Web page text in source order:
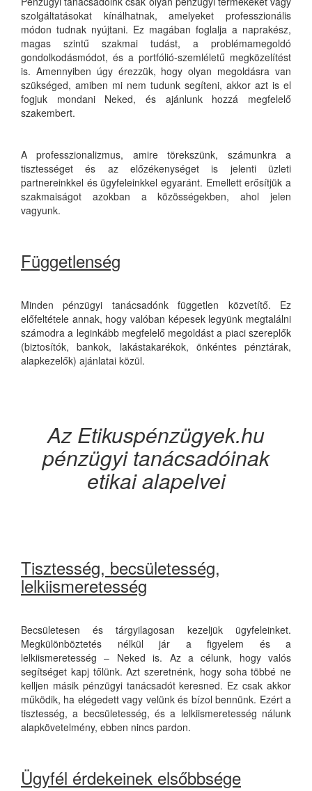
szolgáltatásokat kínálhatnak, amelyeket professzionális
módon tudnak nyújtani. Ez magában foglalja a naprakész,
magas szintű szakmai tudást, a problémamegoldó
gondolkodásmódot, és a portfólió-szemléletű megközelítést
is. Amennyiben úgy érezzük, hogy olyan megoldásra van
szükséged, amiben mi nem tudunk segíteni, akkor azt is el
fogjuk mondani Neked, és ajánlunk hozzá megfelelő
szakembert.
A professzionalizmus, amire törekszünk, számunkra a
tisztességet és az előzékenységet is jelenti üzleti
partnereinkkel és ügyfeleinkkel egyaránt. Emellett erősítjük a
szakmaiságot azokban a közösségekben, ahol jelen
vagyunk.
Függetlenség
Minden pénzügyi tanácsadónk független közvetítő. Ez
előfeltétele annak, hogy valóban képesek legyünk megtalálni
számodra a leginkább megfelelő megoldást a piaci szereplők
(biztosítók, bankok, lakástakarékok, önkéntes pénztárak,
alapkezelők) ajánlatai közül.
Az Etikuspénzügyek.hu
pénzügyi tanácsadóinak
etikai alapelvei
Tisztesség, becsületesség,
lelkiismeretesség
Becsületesen és tárgyilagosan kezeljük ügyfeleinket.
Megkülönböztetés nélkül jár a figyelem és a
lelkiismeretesség – Neked is. Az a célunk, hogy valós
segítséget kapj tőlünk. Azt szeretnénk, hogy soha többé ne
kelljen másik pénzügyi tanácsadót keresned. Ez csak akkor
működik, ha elégedett vagy velünk és bízol bennünk. Ezért a
tisztesség, a becsületesség, és a lelkiismeretesség nálunk
alapkövetelmény, ebben nincs pardon.
Ügyfél érdekeinek elsőbbsége